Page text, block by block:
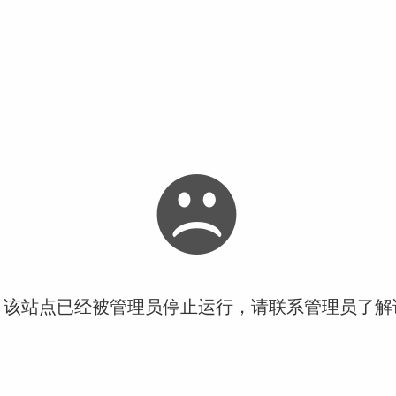
站点已经被管理员停止运行，请联系管理员了